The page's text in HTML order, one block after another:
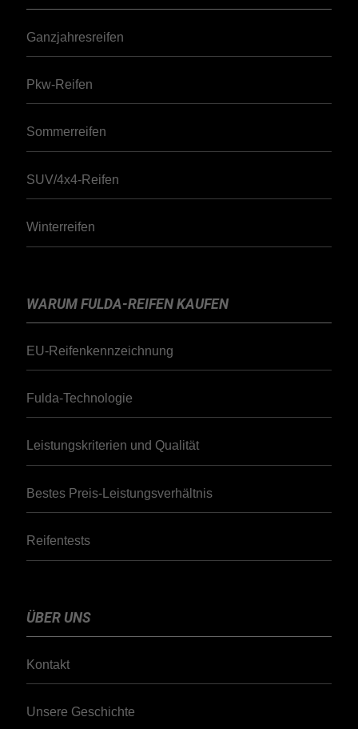
Ganzjahresreifen
Pkw-Reifen
Sommerreifen
SUV/4x4-Reifen
Winterreifen
WARUM FULDA-REIFEN KAUFEN
EU-Reifenkennzeichnung
Fulda-Technologie
Leistungskriterien und Qualität
Bestes Preis-Leistungsverhältnis
Reifentests
ÜBER UNS
Kontakt
Unsere Geschichte